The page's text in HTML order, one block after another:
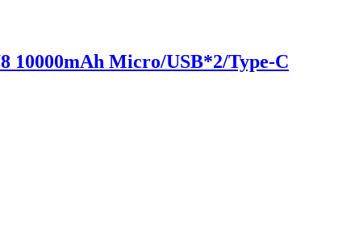
10000mAh Micro/USB*2/Type-C